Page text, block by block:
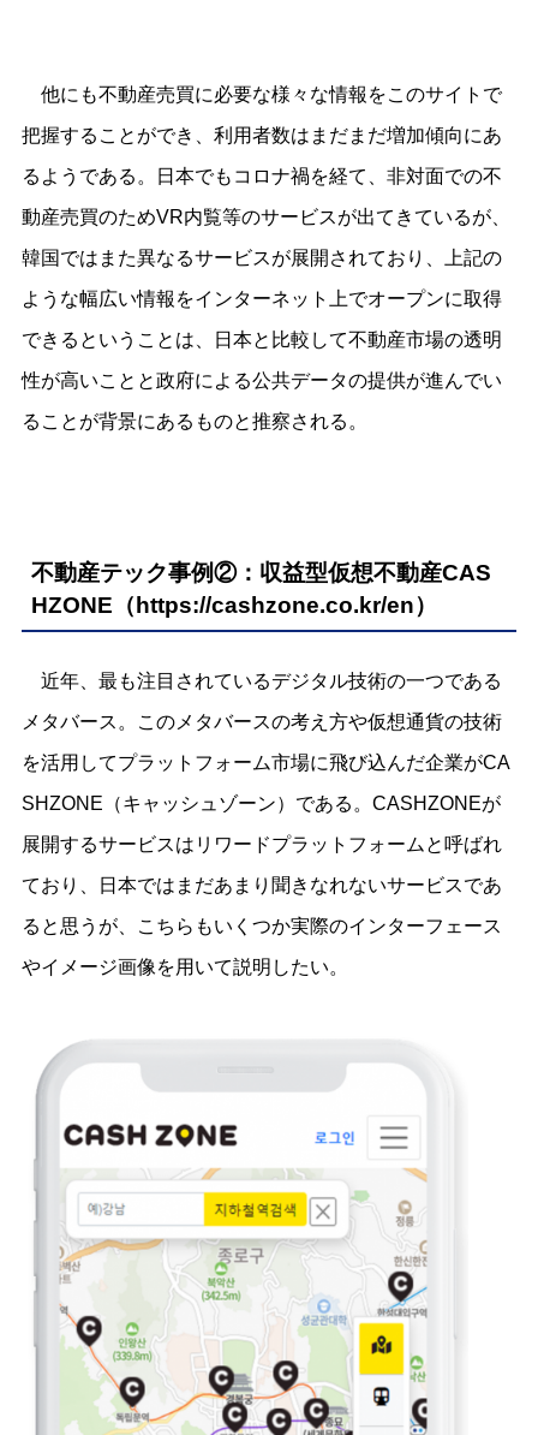
他にも不動産売買に必要な様々な情報をこのサイトで
把握することができ、利用者数はまだまだ増加傾向にあ
るようである。日本でもコロナ禍を経て、非対面での不
動産売買のためVR内覧等のサービスが出てきているが、
韓国ではまた異なるサービスが展開されており、上記の
ような幅広い情報をインターネット上でオープンに取得
できるということは、日本と比較して不動産市場の透明
性が高いことと政府による公共データの提供が進んでい
ることが背景にあるものと推察される。
不動産テック事例②：収益型仮想不動産CAS
HZONE（ https://cashzone.co.kr/en）
近年、最も注目されているデジタル技術の一つである
メタバース。このメタバースの考え方や仮想通貨の技術
を活用してプラットフォーム市場に飛び込んだ企業がCA
SHZONE（キャッシュゾーン）である。CASHZONEが
展開するサービスはリワードプラットフォームと呼ばれ
ており、日本ではまだあまり聞きなれないサービスであ
ると思うが、こちらもいくつか実際のインターフェース
やイメージ画像を用いて説明したい。